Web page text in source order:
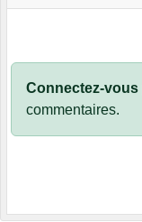
Connectez-vous
commentaires.